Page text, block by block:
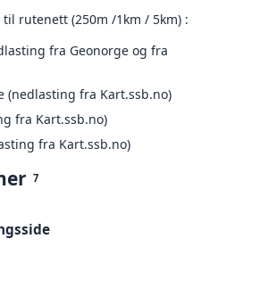
rutenett (250m /1km / 5km) :
fra Geonorge og fra
(nedlasting fra Kart.ssb.no)
fra Kart.ssb.no)
fra Kart.ssb.no)
7